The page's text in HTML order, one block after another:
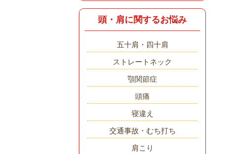
頭・肩に関するお悩み
五十肩・四十肩
ストレートネック
顎関節症
頭痛
寝違え
交通事故・むち打ち
肩こり